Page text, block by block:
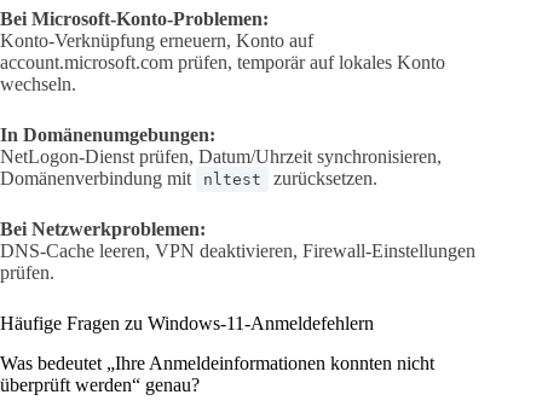
Bei Microsoft-Konto-Problemen:
Konto-Verknüpfung erneuern, Konto auf
account.microsoft.com prüfen, temporär auf lokales Konto
wechseln.
In Domänenumgebungen:
NetLogon-Dienst prüfen, Datum/Uhrzeit synchronisieren,
Domänenverbindung mit
nltest zurücksetzen.
Bei Netzwerkproblemen:
DNS-Cache leeren, VPN deaktivieren, Firewall-Einstellungen
prüfen.
Häufige Fragen zu Windows-11-Anmeldefehlern
Was bedeutet „Ihre Anmeldeinformationen konnten nicht
überprüft werden“ genau?